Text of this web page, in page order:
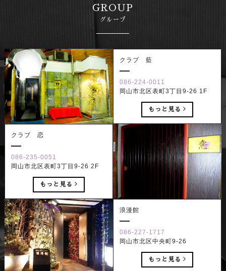
GROUP
グループ
クラブ 藍
086-224-0011
岡山市北区表町3丁目9-26 1F
もっと見る
クラブ 恋
086-235-0051
岡山市北区表町3丁目9-26 2F
もっと見る
浪漫館
086-227-1717
岡山市北区中央町9-26
もっと見る